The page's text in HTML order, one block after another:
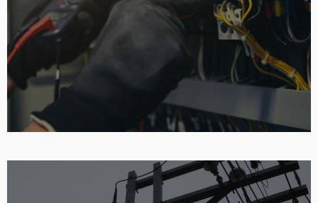
Substation Solutions
隨著數位領域和電動車產業越來越多的新技術不斷推出，